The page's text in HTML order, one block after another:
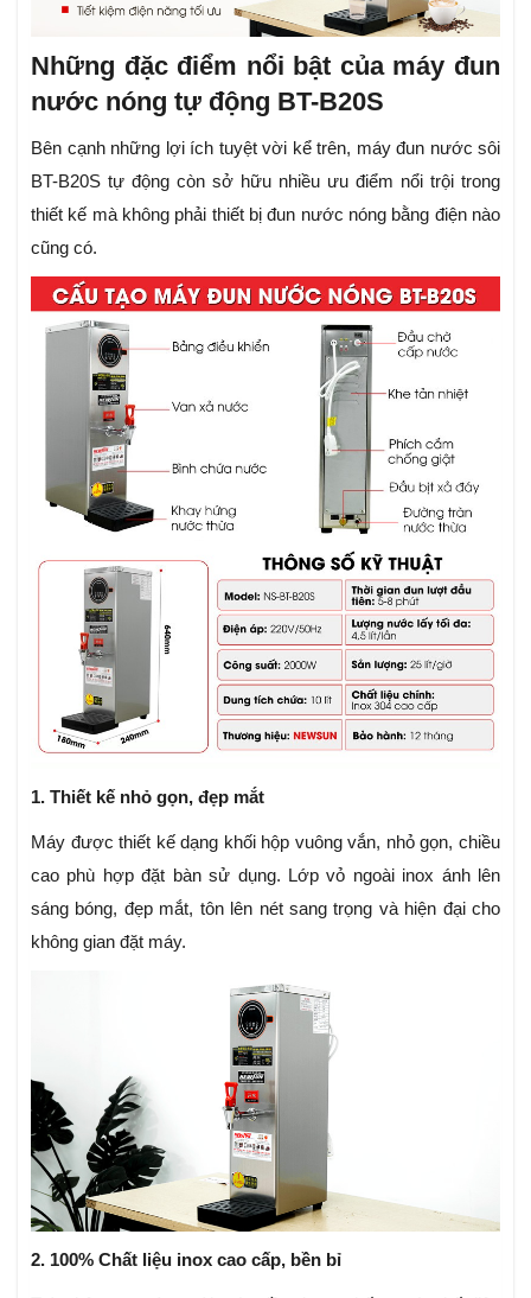
Những đặc điểm nổi bật của máy đun
nước nóng tự động BT-B20S
Bên cạnh những lợi ích tuyệt vời kể trên, máy đun nước sôi
BT-B20S tự động còn sở hữu nhiều ưu điểm nổi trội trong
thiết kế mà không phải thiết bị đun nước nóng bằng điện nào
cũng có.
1. Thiết kế nhỏ gọn, đẹp mắt
Máy được thiết kế dạng khối hộp vuông vắn, nhỏ gọn, chiều
cao phù hợp đặt bàn sử dụng. Lớp vỏ ngoài inox ánh lên
sáng bóng, đẹp mắt, tôn lên nét sang trọng và hiện đại cho
không gian đặt máy.
2. 100% Chất liệu inox cao cấp, bền bỉ